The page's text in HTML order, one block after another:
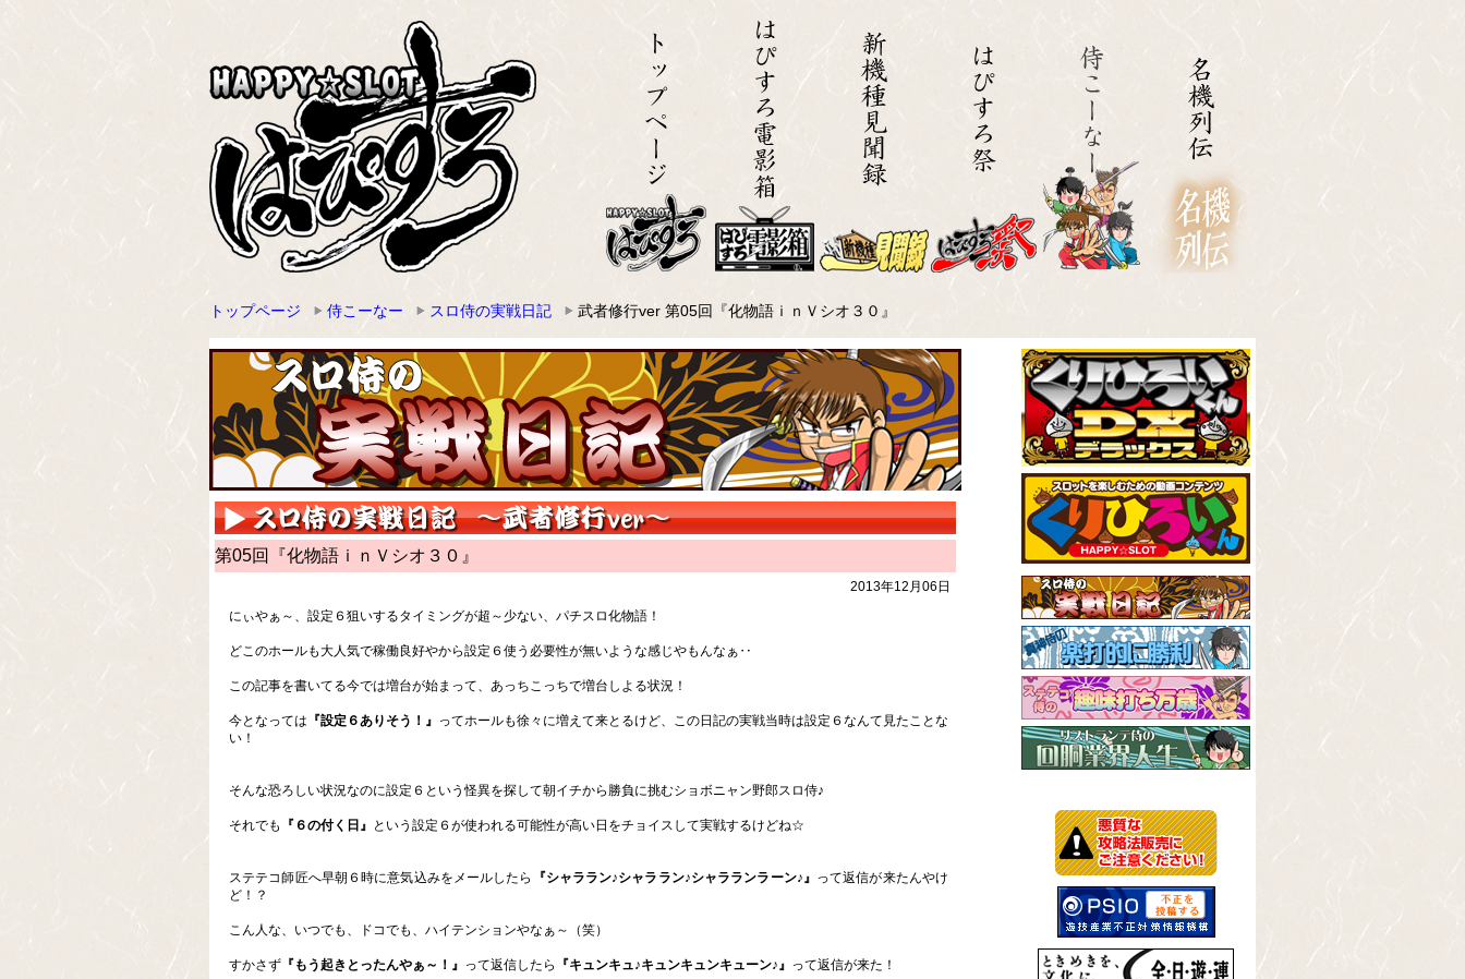
トップページ 侍こーなー スロ侍の実戦日記 武者修行ver 第05回『化物語ｉｎＶシオ３０』
第05回『化物語ｉｎＶシオ３０』
2013年12月06日
にぃやぁ～、設定６狙いするタイミングが超～少ない、パチスロ化物語！
どこのホールも大人気で稼働良好やから設定６使う必要性が無いような感じやもんなぁ‥
この記事を書いてる今では増台が始まって、あっちこっちで増台しよる状況！
今となっては 『設定６ありそう！』 ってホールも徐々に増えて来とるけど、この日記の実戦当時は設定６なんて見たことな
い！
そんな恐ろしい状況なのに設定６という怪異を探して朝イチから勝負に挑むショボニャン野郎スロ侍♪
それでも 『６の付く日』 という設定６が使われる可能性が高い日をチョイスして実戦するけどね☆
ステテコ師匠へ早朝６時に意気込みをメールしたら 『シャララン♪シャララン♪シャラランラーン♪』 って返信が来たんやけ
ど！？
こん人な、いつでも、ドコでも、ハイテンションやなぁ～（笑）
すかさず 『もう起きとったんやぁ～！』 って返信したら 『キュンキュ♪キュンキュンキューン♪』 って返信が来た！